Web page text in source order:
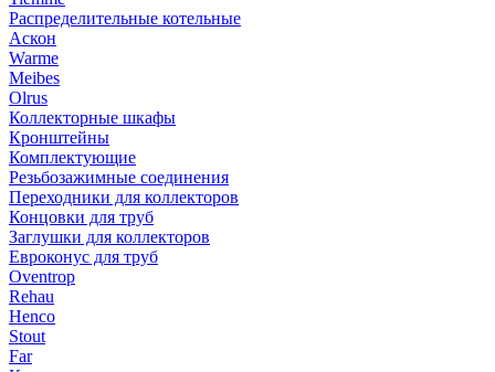
Распределительные котельные
Аскон
Warme
Meibes
Olrus
Коллекторные шкафы
Кронштейны
Комплектующие
Резьбозажимные соединения
Переходники для коллекторов
Концовки для труб
Заглушки для коллекторов
Евроконус для труб
Oventrop
Rehau
Henco
Stout
Far